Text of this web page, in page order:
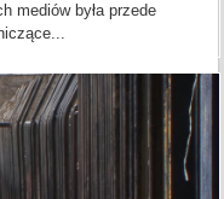
mediów była przede